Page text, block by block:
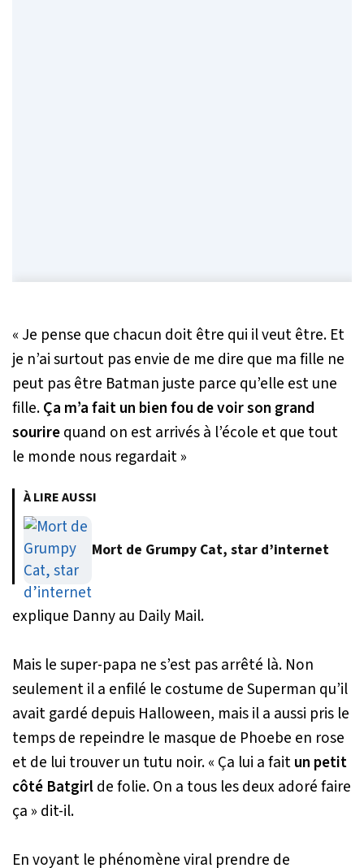
« Je pense que chacun doit être qui il veut être. Et
je n’ai surtout pas envie de me dire que ma fille ne
peut pas être Batman juste parce qu’elle est une
fille.Ça m’a fait un bien fou de voir son grand
sourirequand on est arrivés à l’école et que tout
le monde nous regardait »
À LIRE AUSSI
Mort de Grumpy Cat, star d’internet
explique Danny au Daily Mail.
Mais le super-papa ne s’est pas arrêté là. Non
seulement il a enfilé le costume de Superman qu’il
avait gardé depuis Halloween, mais il a aussi pris le
temps de repeindre le masque de Phoebe en rose
et de lui trouver un tutu noir.« Ça lui a faitun petit
côté Batgirlde folie. On a tous les deux adoré faire
ça » dit-il.
En voyant le phénomène viral prendre de